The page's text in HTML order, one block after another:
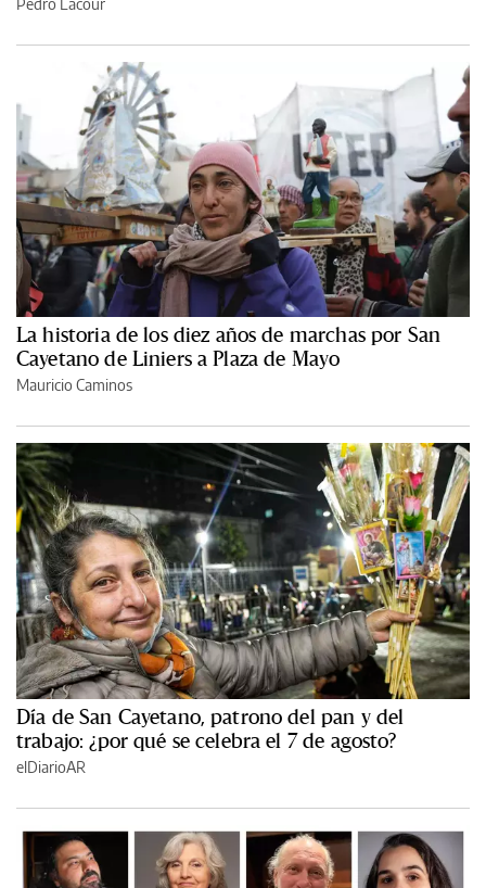
La historia de los diez años de marchas por San
Cayetano de Liniers a Plaza de Mayo
Mauricio Caminos
Día de San Cayetano, patrono del pan y del
trabajo: ¿por qué se celebra el 7 de agosto?
elDiarioAR